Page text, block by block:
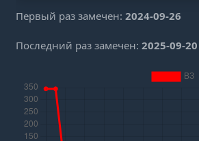
Первый раз замечен: 2024-09-26
Последний раз замечен: 2025-09-20